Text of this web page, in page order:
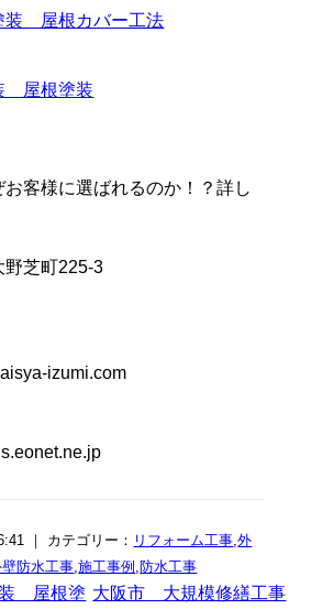
屋根カバー工法
屋根塗装
客様に選ばれるのか！？詳し
野芝町225-3
izumi.com
｜ カテゴリー： リフォーム工事,外
防水工事,施工事例 ,防水工事
屋根塗 大阪市 大規模修繕工事